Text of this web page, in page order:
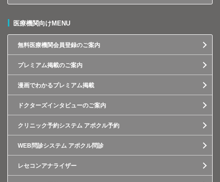
医療機関向けMENU
無料医療機関会員登録のご案内
プレミアム掲載のご案内
漫画でわかるプレミアム掲載
ドクターズインタビューのご案内
クリニック予約システム アポクル予約
WEB問診システム アポクル問診
レセコンアナライザー